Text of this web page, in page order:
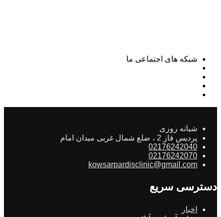
شبکه های اجتماعی ما
شبانه روزی
پردیس فاز 2 ، ضلع شمال غربی میدان امام
02176242040
02176242070
kowsarpardisclinic@gmail.com
دسترسی سریع
اخبار